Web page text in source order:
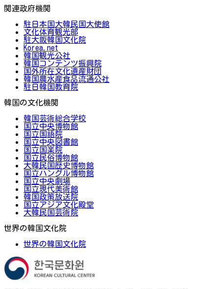
関連政府機関
駐日本国大韓民国大使館
文化体育観光部
駐大阪韓国文化院
Korea.net
韓国観光公社
韓国コンテンツ振興院
国外所在文化遺産財団
韓国農水産食品流通公社
駐日韓国教育院
韓国の文化機関
韓国芸術総合学校
国立中央博物館
国立国語院
国立中央図書館
国立国楽院
国立民俗博物館
大韓民国歴史博物館
国立ハングル博物館
国立中央劇場
国立現代美術館
韓国政策放送院
国立アジア文化殿堂
大韓民国芸術院
世界の韓国文化院
世界の韓国文化院